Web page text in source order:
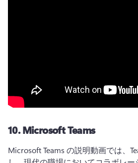
10.Microsoft Teams
Microsoft Teams の説明動画では、